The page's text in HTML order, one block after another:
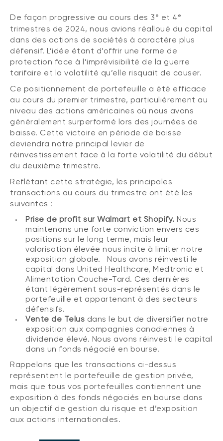
De façon progressive au cours des 3 e et 4 e
trimestres de 2024, nous avions réalloué du capital
dans des actions de sociétés à caractère plus
défensif. L’idée étant d’offrir une forme de
protection face à l’imprévisibilité de la guerre
tarifaire et la volatilité qu’elle risquait de causer.
Ce positionnement de portefeuille a été efficace
au cours du premier trimestre, particulièrement au
niveau des actions américaines où nous avons
généralement surperformé lors des journées de
baisse. Cette victoire en période de baisse
deviendra notre principal levier de
réinvestissement face à la forte volatilité du début
du deuxième trimestre.
Reflétant cette stratégie, les principales
transactions au cours du trimestre ont été les
suivantes :
Prise de profit sur Walmart et Shopify. Nous
maintenons une forte conviction envers ces
positions sur le long terme, mais leur
valorisation élevée nous incite à limiter notre
exposition globale. Nous avons réinvesti le
capital dans United Healthcare, Medtronic et
Alimentation Couche-Tard. Ces dernières
étant légèrement sous-représentés dans le
portefeuille et appartenant à des secteurs
défensifs.
Vente de Telus dans le but de diversifier notre
exposition aux compagnies canadiennes à
dividende élevé. Nous avons réinvesti le capital
dans un fonds négocié en bourse.
Rappelons que les transactions ci-dessus
représentent le portefeuille de gestion privée,
mais que tous vos portefeuilles contiennent une
exposition à des fonds négociés en bourse dans
un objectif de gestion du risque et d’exposition
aux actions internationales.